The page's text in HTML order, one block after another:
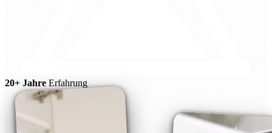
20+ Jahre Erfahrung